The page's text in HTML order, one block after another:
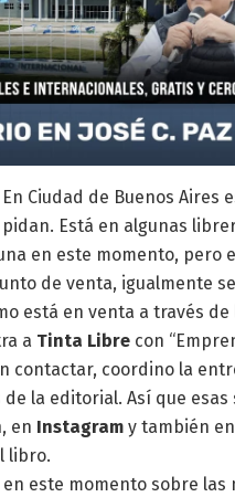
Ciudad de Buenos Aires
Está en algunas
en este momento, pero
de venta, igualmente
está en venta a través
a Tinta Libre con
contactar, coordino la
la editorial. Así que
, en Instagram y también en
libro.
este momento sobre las